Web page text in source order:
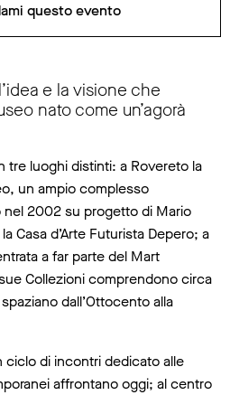
questo evento
e la visione che
nato come un’agorà
tre luoghi distinti: a Rovereto la
un ampio complesso
2002 su progetto di Mario
Casa d’Arte Futurista Depero; a
a far parte del Mart
Collezioni comprendono circa
dall’Ottocento alla
ciclo di incontri dedicato alle
affrontano oggi; al centro